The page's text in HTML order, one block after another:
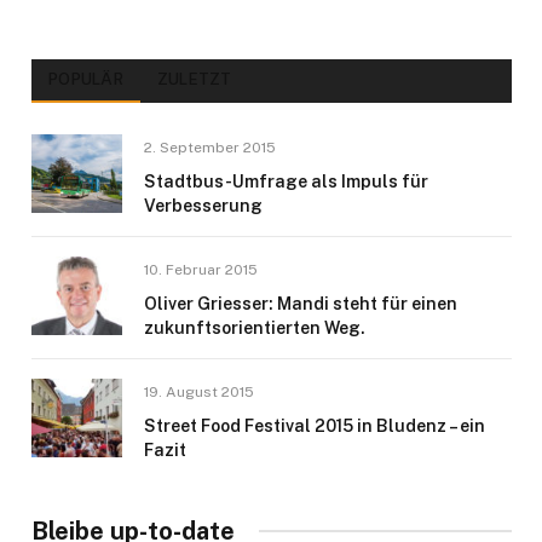
2. September 2015
Stadtbus-Umfrage als Impuls für
Verbesserung
10. Februar 2015
Oliver Griesser: Mandi steht für einen
zukunftsorientierten Weg.
19. August 2015
Street Food Festival 2015 in Bludenz – ein
Fazit
Bleibe up-to-date